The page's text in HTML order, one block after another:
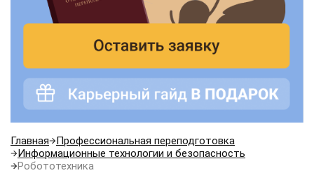
Главная
Профессиональная переподготовка
Информационные технологии и безопасность
Робототехника